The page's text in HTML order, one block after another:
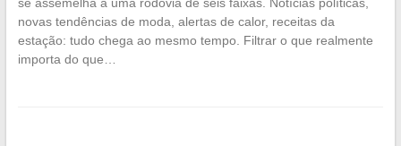
novas tendências de moda, alertas de calor, receitas da
estação: tudo chega ao mesmo tempo. Filtrar o que realmente
importa do que…